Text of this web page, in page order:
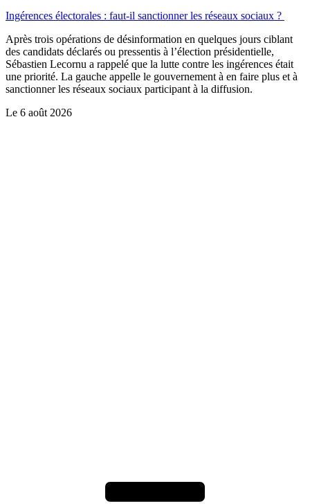
Ingérences électorales : faut-il sanctionner les réseaux sociaux ?
Après trois opérations de désinformation en quelques jours ciblant
des candidats déclarés ou pressentis à l’élection présidentielle,
Sébastien Lecornu a rappelé que la lutte contre les ingérences était
une priorité. La gauche appelle le gouvernement à en faire plus et à
sanctionner les réseaux sociaux participant à la diffusion.
Le 6 août 2026